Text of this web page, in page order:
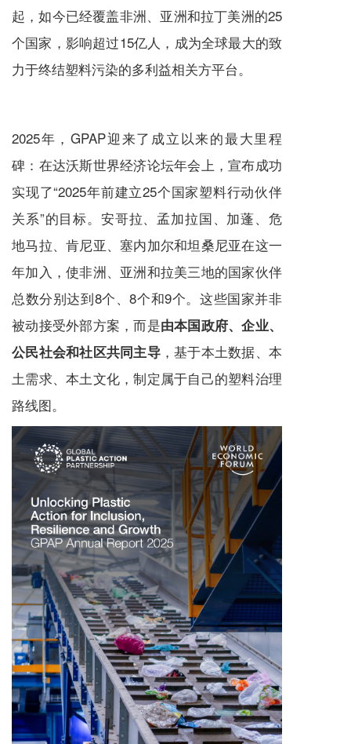
起，如今已经覆盖非洲、亚洲和拉丁美洲的25
个国家，影响超过15亿人，成为全球最大的致
力于终结塑料污染的多利益相关方平台。
2025年，GPAP迎来了成立以来的最大里程
碑：在达沃斯世界经济论坛年会上，宣布成功
实现了“2025年前建立25个国家塑料行动伙伴
关系”的目标。安哥拉、孟加拉国、加蓬、危
地马拉、肯尼亚、塞内加尔和坦桑尼亚在这一
年加入，使非洲、亚洲和拉美三地的国家伙伴
总数分别达到8个、8个和9个。这些国家并非
被动接受外部方案，而是由本国政府、企业、
公民社会和社区共同主导，基于本土数据、本
土需求、本土文化，制定属于自己的塑料治理
路线图。